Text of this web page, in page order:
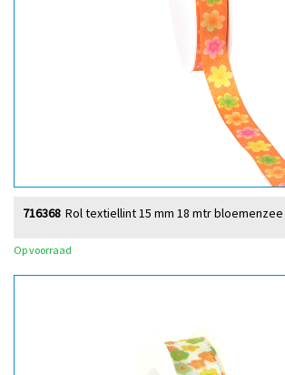
Rol textiellint 15 mm 18 mtr
716368
Op voorraad